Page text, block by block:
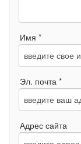
Имя *
Эл. почта *
Адрес сайта